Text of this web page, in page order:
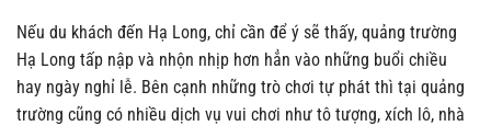
Nếu du khách đến Hạ Long, chỉ cần để ý sẽ thấy, quảng trường
Hạ Long tấp nập và nhộn nhịp hơn hẳn vào những buổi chiều
hay ngày nghỉ lễ. Bên cạnh những trò chơi tự phát thì tại quảng
trường cũng có nhiều dịch vụ vui chơi như tô tượng, xích lô, nhà